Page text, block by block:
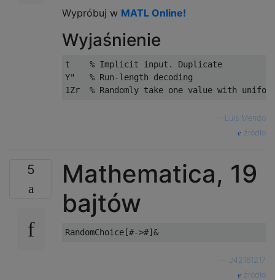
Wypróbuj w MATL Online!
Wyjaśnienie
t    % Implicit input. Duplicate
Y"   % Run-length decoding
Luis Mendo
źródło
5
Mathematica, 19
bajtów
J42161217
źródło